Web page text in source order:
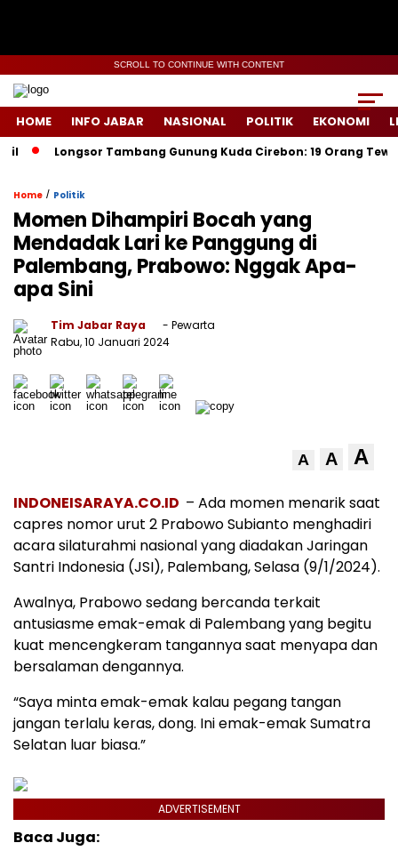
SCROLL TO CONTINUE WITH CONTENT
HOME INFO JABAR NASIONAL POLITIK EKONOMI
Longsor Tambang Gunung Kuda Cirebon: 19 Orang Tewas,
Home / Politik
Momen Dihampiri Bocah yang
Mendadak Lari ke Panggung di
Palembang, Prabowo: Nggak Apa-
apa Sini
Tim Jabar Raya
- Pewarta
Rabu, 10 Januari 2024
A A A
INDONEISARAYA.CO.ID – Ada momen menarik saat
capres nomor urut 2 Prabowo Subianto menghadiri
acara silaturahmi nasional yang diadakan Jaringan
Santri Indonesia (JSI), Palembang, Selasa (9/1/2024).
Awalnya, Prabowo sedang bercanda terkait
antusiasme emak-emak di Palembang yang begitu
kuat mencengkeram tangannya saat menyapa dan
bersalaman dengannya.
“Saya minta emak-emak kalau pegang tangan
jangan terlalu keras, dong. Ini emak-emak Sumatra
Selatan luar biasa.”
ADVERTISEMENT
Baca Juga: